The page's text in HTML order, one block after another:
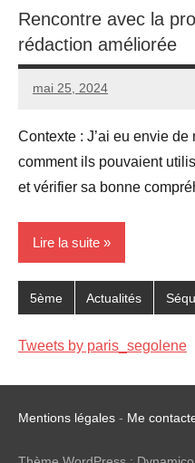
Rencontre avec la
rédaction améliorée
mai 25, 2024
Seg0_La_Vraie
3
Contexte : J’ai eu envie
comment ils pouvaient
et vérifier sa bonne
Lire la suite
5ème Actualités
Tweets by paris_segolene
Mentions légales - Me